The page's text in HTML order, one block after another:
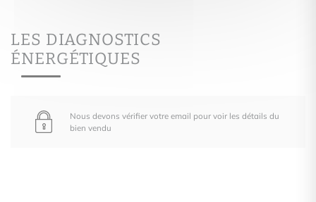
LES DIAGNOSTICS
ÉNERGÉTIQUES
Nous devons vérifier votre email pour voir les détails du
bien vendu